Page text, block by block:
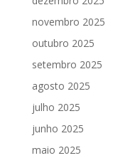
novembro 2025
outubro 2025
setembro 2025
agosto 2025
julho 2025
junho 2025
maio 2025